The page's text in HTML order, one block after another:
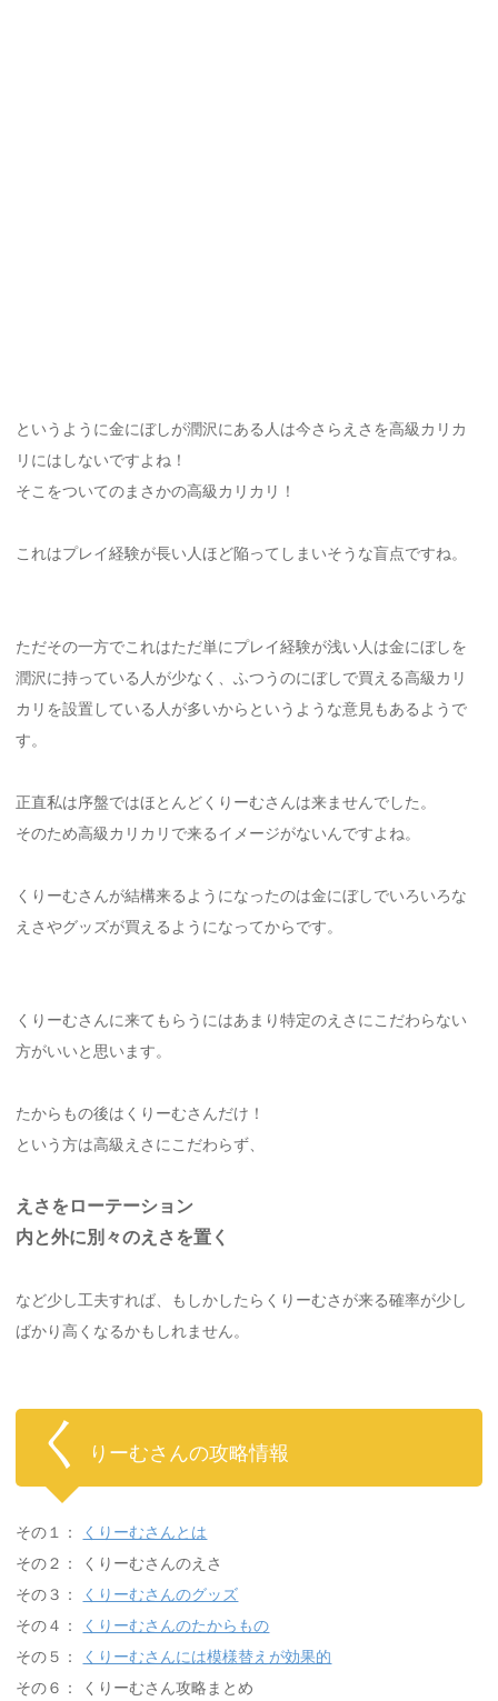
というように金にぼしが潤沢にある人は今さらえさを高級カリカ
リにはしないですよね！
そこをついてのまさかの高級カリカリ！
これはプレイ経験が長い人ほど陥ってしまいそうな盲点ですね。
ただその一方でこれはただ単にプレイ経験が浅い人は金にぼしを
潤沢に持っている人が少なく、ふつうのにぼしで買える高級カリ
カリを設置している人が多いからというような意見もあるようで
す。
正直私は序盤ではほとんどくりーむさんは来ませんでした。
そのため高級カリカリで来るイメージがないんですよね。
くりーむさんが結構来るようになったのは金にぼしでいろいろな
えさやグッズが買えるようになってからです。
くりーむさんに来てもらうにはあまり特定のえさにこだわらない
方がいいと思います。
たからもの後はくりーむさんだけ！
という方は高級えさにこだわらず、
えさをローテーション
内と外に別々のえさを置く
など少し工夫すれば、もしかしたらくりーむさが来る確率が少し
ばかり高くなるかもしれません。
く りーむさんの攻略情報
その１：
くりーむさんとは
その２： くりーむさんのえさ
その３：
くりーむさんのグッズ
その４：
くりーむさんのたからもの
その５：
くりーむさんには模様替えが効果的
その６： くりーむさん攻略まとめ